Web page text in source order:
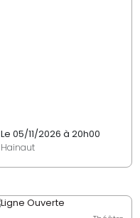
Le 05/11/2026 à 20h00
Hainaut